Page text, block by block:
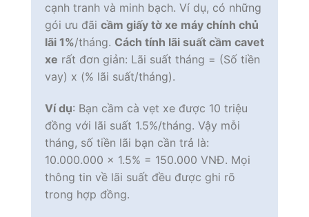
cạnh tranh và minh bạch. Ví dụ, có những
gói ưu đãi cầm giấy tờ xe máy chính chủ
lãi 1%/tháng. Cách tính lãi suất cầm cavet
xe rất đơn giản: Lãi suất tháng = (Số tiền
vay) x (% lãi suất/tháng).
Ví dụ: Bạn cầm cà vẹt xe được 10 triệu
đồng với lãi suất 1.5%/tháng. Vậy mỗi
tháng, số tiền lãi bạn cần trả là:
10.000.000 x 1.5% = 150.000 VNĐ. Mọi
thông tin về lãi suất đều được ghi rõ
trong hợp đồng.